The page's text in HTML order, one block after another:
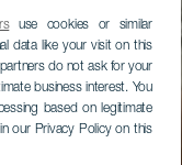
use cookies or similar
data like your visit on this
do not ask for your
business interest. You
based on legitimate
our Privacy Policy on this